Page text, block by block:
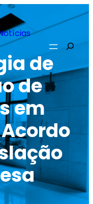
de
de
em